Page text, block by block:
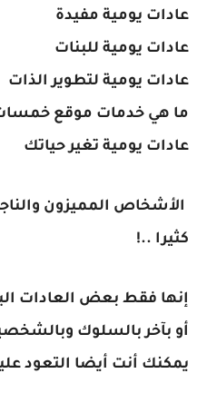
عادات يومية مفيدة
عادات يومية للبنات
عادات يومية لتطوير الذات
ما هي خدمات موقع
عادات يومية تغير حياتك
الأشخاص المميزون
كثيرا ..!
إنها فقط بعض العادات
أو بآخر بالسلوك
يمكنك أنت أيضا التعود